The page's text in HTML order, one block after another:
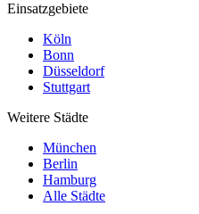
Einsatzgebiete
Köln
Bonn
Düsseldorf
Stuttgart
Weitere Städte
München
Berlin
Hamburg
Alle Städte